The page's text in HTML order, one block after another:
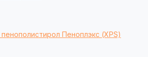
Пеноплэкс (XPS)